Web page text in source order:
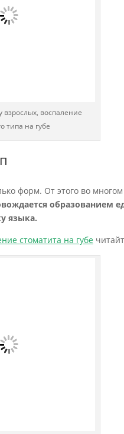
воспаление
типа на губе
форм. От этого во
образованием
языка.
стоматита на губе